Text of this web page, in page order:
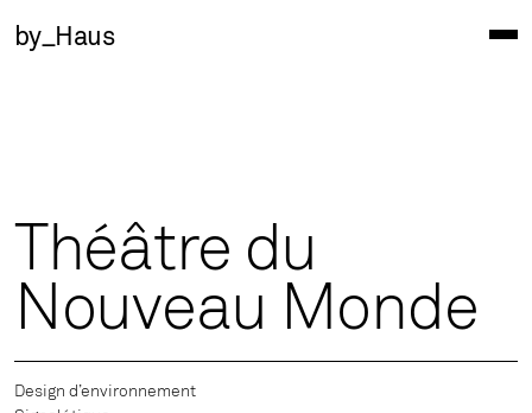
by_Haus
Théâtre du
Nouveau Monde
Design d’environnement